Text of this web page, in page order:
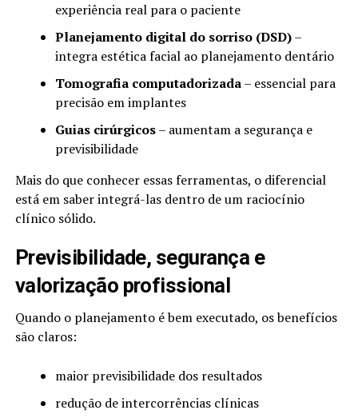
experiência real para o paciente
Planejamento digital do sorriso (DSD)–
integra estética facial ao planejamento dentário
Tomografia computadorizada– essencial para
precisão em implantes
Guias cirúrgicos– aumentam a segurança e
previsibilidade
Mais do que conhecer essas ferramentas, o diferencial
está em saber integrá-las dentro de um raciocínio
clínico sólido.
Previsibilidade, segurança e
valorização profissional
Quando o planejamento é bem executado, os benefícios
são claros:
maior previsibilidade dos resultados
redução de intercorrências clínicas